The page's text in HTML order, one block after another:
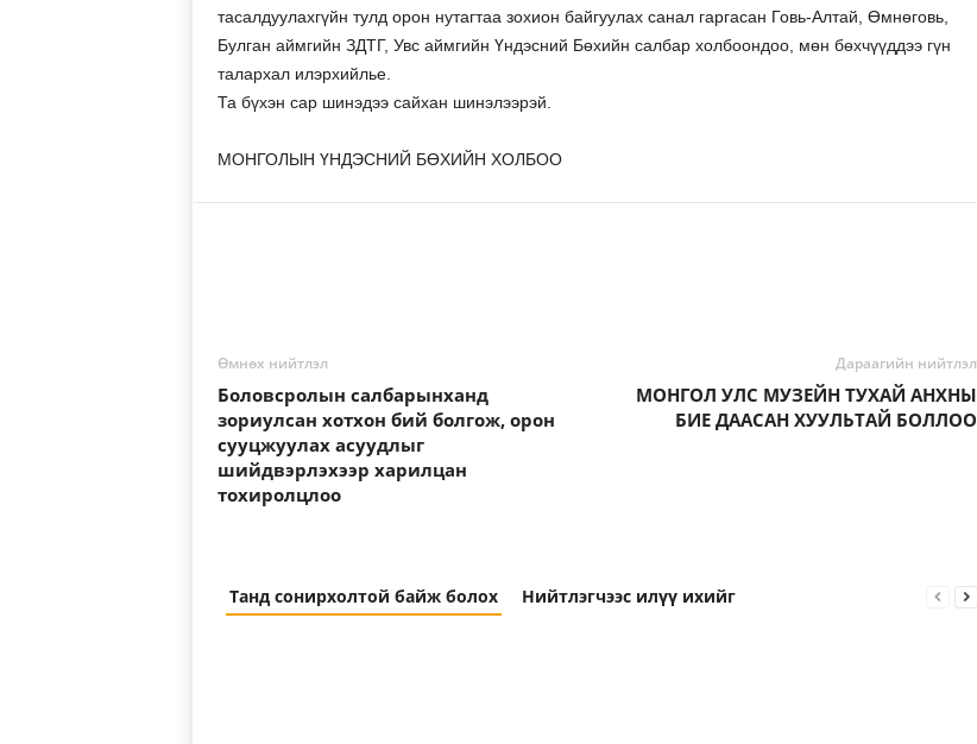
тасалдуулахгүйн тулд орон нутагтаа зохион байгуулах санал гаргасан Говь-Алтай, Өмнөговь,
Булган аймгийн ЗДТГ, Увс аймгийн Үндэсний Бөхийн салбар холбоондоо, мөн бөхчүүддээ гүн
талархал илэрхийлье.
Та бүхэн сар шинэдээ сайхан шинэлээрэй.
МОНГОЛЫН ҮНДЭСНИЙ БӨХИЙН ХОЛБОО
Өмнөх нийтлэл
Боловсролын салбарынханд
зориулсан хотхон бий болгож, орон
сууцжуулах асуудлыг
шийдвэрлэхээр харилцан
тохиролцлоо
Дараагийн нийтлэл
МОНГОЛ УЛС МУЗЕЙН ТУХАЙ АНХНЫ
БИЕ ДААСАН ХУУЛЬТАЙ БОЛЛОО
Танд сонирхолтой байж болох Нийтлэгчээс илүү ихийг